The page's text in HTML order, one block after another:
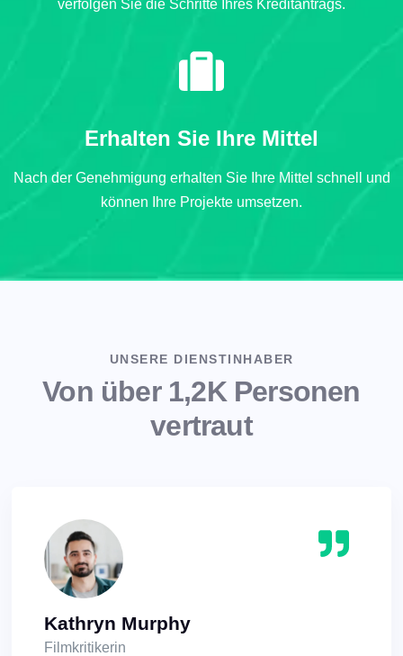
verfolgen Sie die Schritte Ihres Kreditantrags.
Erhalten Sie Ihre Mittel
Nach der Genehmigung erhalten Sie Ihre Mittel schnell und
können Ihre Projekte umsetzen.
UNSERE DIENSTINHABER
Von über 1,2K Personen
vertraut
Kathryn Murphy
Filmkritikerin